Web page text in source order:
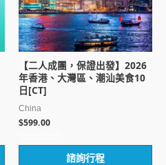
【二人成團，保證出發】2026
年香港、大灣區、潮汕美食10
日[CT]
China
$599.00
評
諮詢行程